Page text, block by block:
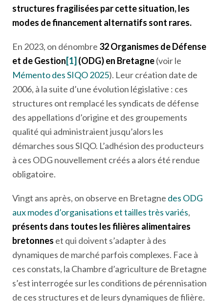
structures fragilisées par cette situation, les
modes de financement alternatifs sont rares.
En 2023, on dénombre 32 Organismes de Défense
et de Gestion[1] (ODG) en Bretagne(voir le
Mémento des SIQO 2025). Leur création date de
2006, à la suite d’une évolution législative : ces
structures ont remplacé les syndicats de défense
des appellations d’origine et des groupements
qualité qui administraient jusqu’alors les
démarches sous SIQO. L’adhésion des producteurs
à ces ODG nouvellement créés a alors été rendue
obligatoire.
Vingt ans après, on observe en Bretagne des ODG
aux modes d’organisations et tailles très variés,
présents dans toutes les filières alimentaires
bretonnes et qui doivent s’adapter à des
dynamiques de marché parfois complexes. Face à
ces constats, la Chambre d’agriculture de Bretagne
s’est interrogée sur les conditions de pérennisation
de ces structures et de leurs dynamiques de filière.